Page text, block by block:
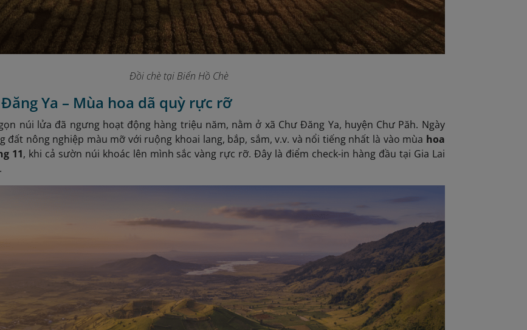
Đồi chè tại Biển Hồ Chè
Ya – Mùa hoa dã quỳ rực rỡ
núi lửa đã ngưng hoạt động hàng triệu năm, nằm ở xã Chư Đăng Ya, huyện Chư Păh. Ngày
đất nông nghiệp màu mỡ với ruộng khoai lang, bắp, sắm, v.v. và nổi tiếng nhất là vào mùa hoa
11, khi cả sườn núi khoác lên mình sắc vàng rực rỡ. Đây là điểm check-in hàng đầu tại Gia Lai